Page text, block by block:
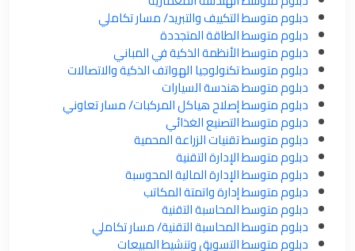
دبلوم متوسط التكييف والتبريد/ مسار تكاملي
دبلوم متوسط الطاقة المتجددة
دبلوم متوسط الأنظمة الذكية في المباني
دبلوم متوسط تكنولوجيا الهواتف الذكية والاتصالات
دبلوم متوسط هندسة السيارات
دبلوم متوسط إصلاح هياكل المركبات/ مسار تعاوني
دبلوم متوسط التصنيع الغذائي
دبلوم متوسط تقنيات الزراعة المحمية
دبلوم متوسط الإدارة التقنية
دبلوم متوسط الإدارة المالية المحوسبة
دبلوم متوسط إدارة واتمتة المكاتب
دبلوم متوسط المحاسبة التقنية
دبلوم متوسط المحاسبة التقنية/ مسار تكاملي
دبلوم متوسط التسويق وتنشيط المبيعات